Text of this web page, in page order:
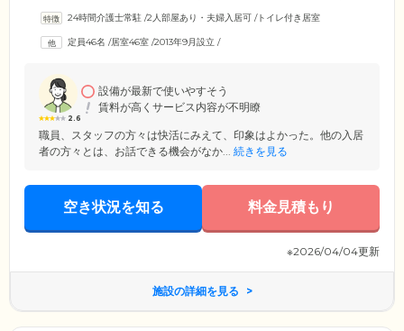
内は段差をなくし、つまずきや転倒を防止するバリアフリー設計を採
ルを完備しています。気分に合わせて外食やお散歩に出かけることは自
24時間介護士常駐 /2人部屋あり・夫婦入居可 /トイレ付き居室
定員46名 /居室46室 /2013年9月設立 /
2.6
設備が最新で使いやすそう
賃料が高くサービス内容が不明瞭
職員、スタッフの方々は快活にみえて、印象はよかった。他の入居
者の方々とは、お話できる機会がなか... 続きを見る
空き状況を知る 料金見積もり
※2026/04/04更新
施設の詳細を見る